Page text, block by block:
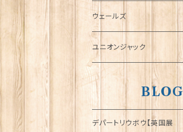
傘
指貫(シンブル)
ウェールズ
ユニオンジャック
BLOG
デパートリウボウ【英国展